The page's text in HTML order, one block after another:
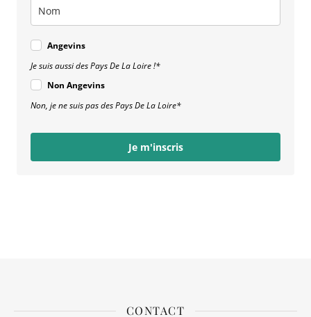
Angevins
Je suis aussi des Pays De La Loire !*
Non Angevins
Non, je ne suis pas des Pays De La Loire*
Je m'inscris
CONTACT